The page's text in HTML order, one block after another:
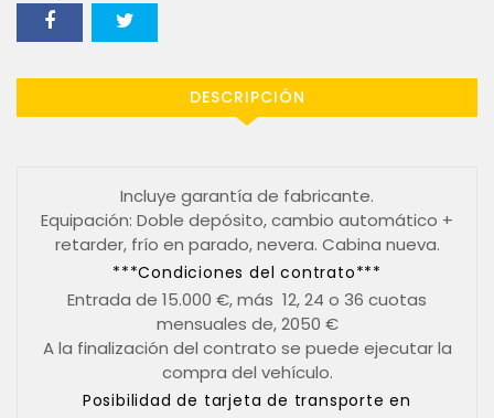
DESCRIPCIÓN
Incluye garantía de fabricante.
Equipación: Doble depósito, cambio automático +
retarder, frío en parado, nevera. Cabina nueva.
***Condiciones del contrato***
Entrada de 15.000 €, más 12, 24 o 36 cuotas
mensuales de, 2050 €
A la finalización del contrato se puede ejecutar la
compra del vehículo.
Posibilidad de tarjeta de transporte en